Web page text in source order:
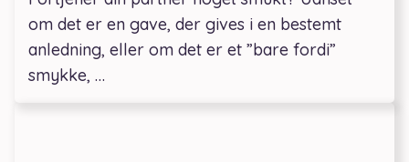
om det er en gave, der gives i en bestemt
anledning, eller om det er et ”bare fordi”
smykke, …